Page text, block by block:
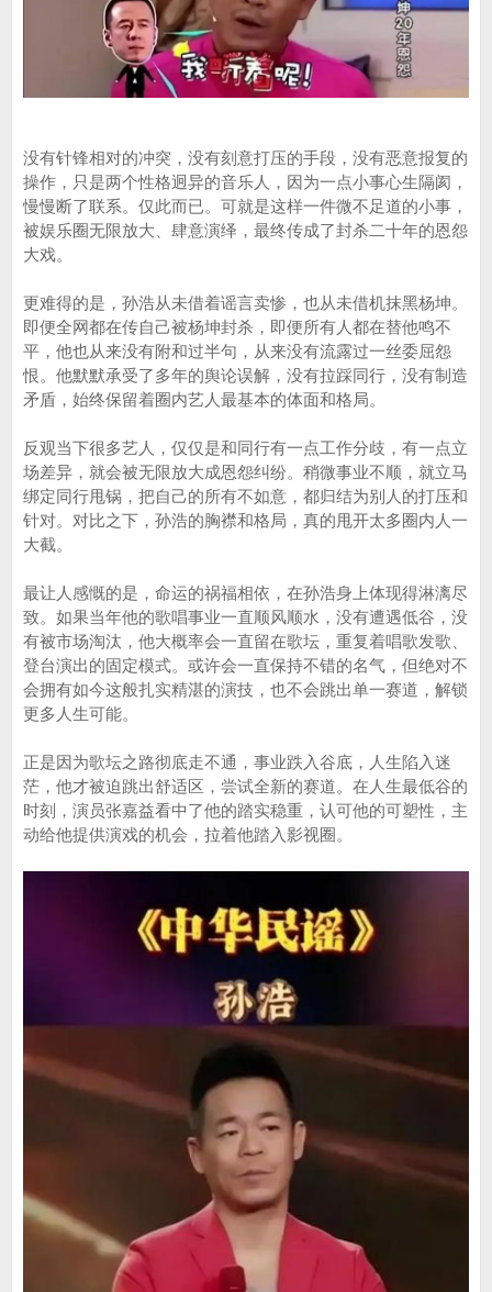
没有针锋相对的冲突，没有刻意打压的手段，没有恶意报复的
操作，只是两个性格迥异的音乐人，因为一点小事心生隔阂，
慢慢断了联系。仅此而已。可就是这样一件微不足道的小事，
被娱乐圈无限放大、肆意演绎，最终传成了封杀二十年的恩怨
大戏。
更难得的是，孙浩从未借着谣言卖惨，也从未借机抹黑杨坤。
即便全网都在传自己被杨坤封杀，即便所有人都在替他鸣不
平，他也从来没有附和过半句，从来没有流露过一丝委屈怨
恨。他默默承受了多年的舆论误解，没有拉踩同行，没有制造
矛盾，始终保留着圈内艺人最基本的体面和格局。
反观当下很多艺人，仅仅是和同行有一点工作分歧，有一点立
场差异，就会被无限放大成恩怨纠纷。稍微事业不顺，就立马
绑定同行甩锅，把自己的所有不如意，都归结为别人的打压和
针对。对比之下，孙浩的胸襟和格局，真的甩开太多圈内人一
大截。
最让人感慨的是，命运的祸福相依，在孙浩身上体现得淋漓尽
致。如果当年他的歌唱事业一直顺风顺水，没有遭遇低谷，没
有被市场淘汰，他大概率会一直留在歌坛，重复着唱歌发歌、
登台演出的固定模式。或许会一直保持不错的名气，但绝对不
会拥有如今这般扎实精湛的演技，也不会跳出单一赛道，解锁
更多人生可能。
正是因为歌坛之路彻底走不通，事业跌入谷底，人生陷入迷
茫，他才被迫跳出舒适区，尝试全新的赛道。在人生最低谷的
时刻，演员张嘉益看中了他的踏实稳重，认可他的可塑性，主
动给他提供演戏的机会，拉着他踏入影视圈。